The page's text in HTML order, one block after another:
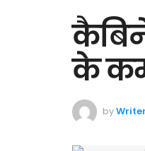
के
by